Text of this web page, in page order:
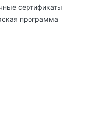
сертификаты
программа